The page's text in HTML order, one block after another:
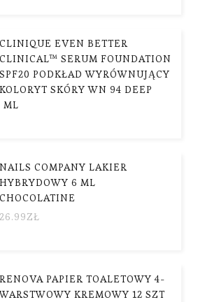
CLINIQUE EVEN BETTER
CLINICAL™ SERUM FOUNDATION
SPF20 PODKŁAD WYRÓWNUJĄCY
KOLORYT SKÓRY WN 94 DEEP
ML
NAILS COMPANY LAKIER
HYBRYDOWY 6 ML
CHOCOLATINE
26.99ZŁ
RENOVA PAPIER TOALETOWY 4-
WARSTWOWY KREMOWY 12 SZT